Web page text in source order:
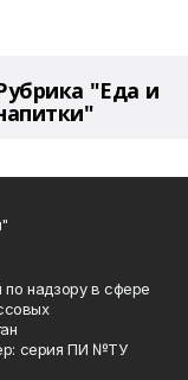
"Еда и
надзору в сфере
серия ПИ №ТУ